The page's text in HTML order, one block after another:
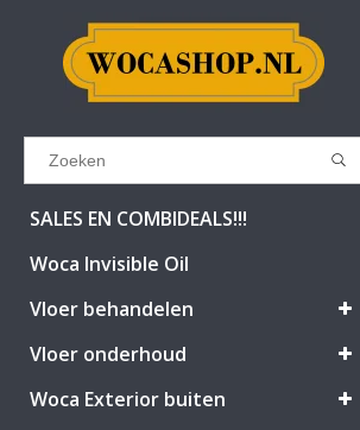
Results found
BEKIJK ALLE RESULTATEN
GA TERUG
SALES EN COMBIDEALS!!!
Woca Invisible Oil
Vloer behandelen
Vloer onderhoud
Woca Exterior buiten